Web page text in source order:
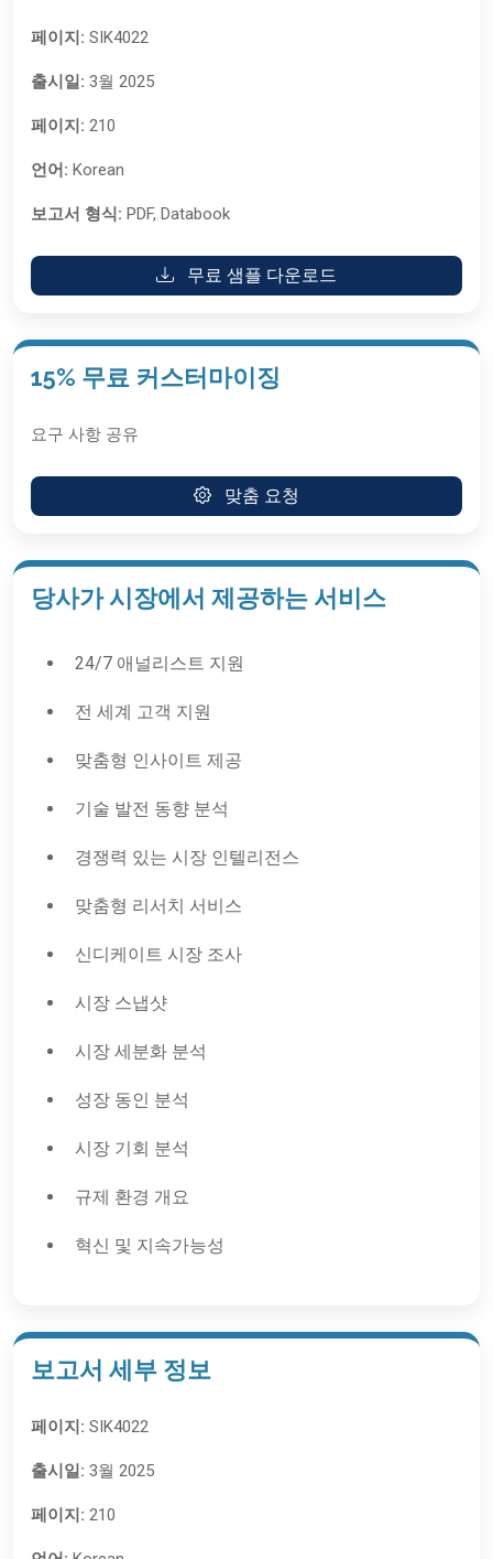
페이지: SIK4022
출시일: 3월 2025
페이지: 210
언어: Korean
보고서 형식: PDF, Databook
무료 샘플 다운로드
15% 무료 커스터마이징
요구 사항 공유
맞춤 요청
당사가 시장에서 제공하는 서비스
24/7 애널리스트 지원
전 세계 고객 지원
맞춤형 인사이트 제공
기술 발전 동향 분석
경쟁력 있는 시장 인텔리전스
맞춤형 리서치 서비스
신디케이트 시장 조사
시장 스냅샷
시장 세분화 분석
성장 동인 분석
시장 기회 분석
규제 환경 개요
혁신 및 지속가능성
보고서 세부 정보
페이지: SIK4022
출시일: 3월 2025
페이지: 210